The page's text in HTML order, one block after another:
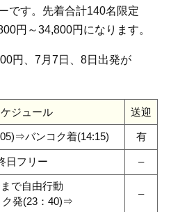
です。先着合計140名限定
円～34,800円になります。
円、7月7日、8日出発が
ジュール 送迎
バンコク着(14:15) 有
日フリー –
で自由行動
ク発(23：40)⇒
–